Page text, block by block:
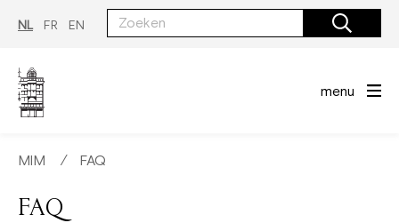
inhoud
gaan
NL FR EN
menu
MIM ∕ FAQ
FAQ